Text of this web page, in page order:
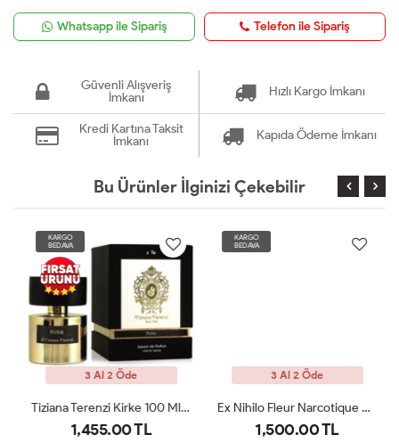
Whatsapp ile Sipariş Telefon ile Sipariş
Güvenli Alışveriş
İmkanı
Hızlı Kargo İmkanı
Kredi Kartına Taksit
İmkanı
Kapıda Ödeme İmkanı
Bu Ürünler İlginizi Çekebilir
KARGO
BEDAVA
3 Al 2 Öde
Tiziana Terenzi Kirke 100 Ml Unisex Parfüm ARC
1,455.00 TL
KARGO
BEDAVA
3 Al 2 Öde
Ex Nihilo Fleur Narcotique Edp 100 Ml Unisex Parfum ARC
1,500.00 TL